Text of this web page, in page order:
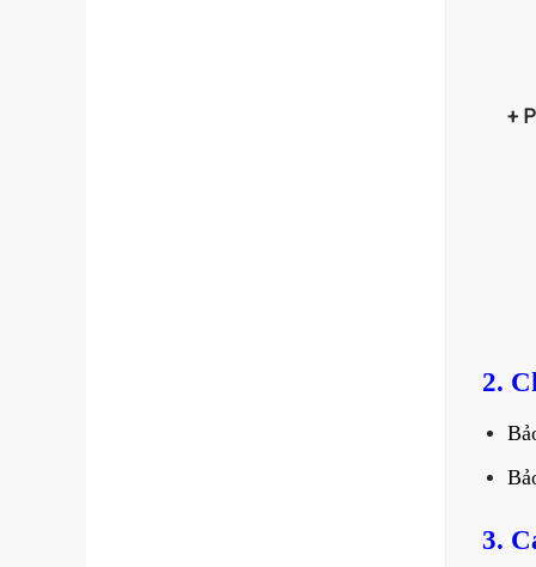
+
2.
3.